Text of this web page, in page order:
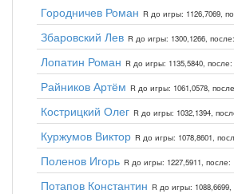
Городничев Роман R до игры: 1126,7069,
Збаровский Лев R до игры: 1300,1266,
Лопатин Роман R до игры: 1135,5840, после:
Райников Артём R до игры: 1061,0578,
Кострицкий Олег R до игры: 1032,1394,
Куржумов Виктор R до игры: 1078,8601,
Поленов Игорь R до игры: 1227,5911, после:
Потапов Константин R до игры: 1088,6699,